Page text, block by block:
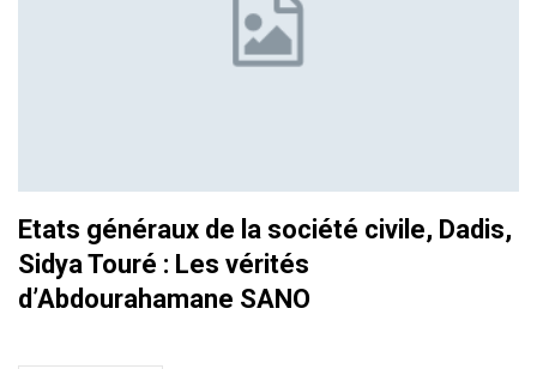
Etats généraux de la société civile, Dadis,
Sidya Touré : Les vérités
d’Abdourahamane SANO